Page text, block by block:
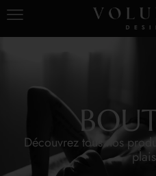
Découvrez tous nos